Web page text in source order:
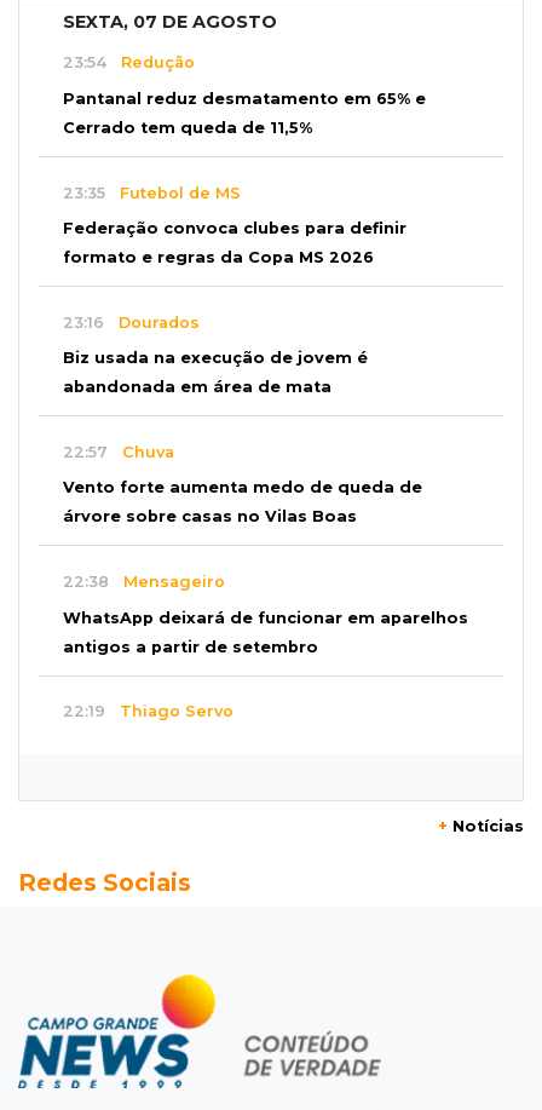
SEXTA, 07 DE AGOSTO
23:54 Redução
Pantanal reduz desmatamento em 65% e
Cerrado tem queda de 11,5%
23:35 Futebol de MS
Federação convoca clubes para definir
formato e regras da Copa MS 2026
23:16 Dourados
Biz usada na execução de jovem é
abandonada em área de mata
22:57 Chuva
Vento forte aumenta medo de queda de
árvore sobre casas no Vilas Boas
22:38 Mensageiro
WhatsApp deixará de funcionar em aparelhos
antigos a partir de setembro
22:19 Thiago Servo
Semana vai começar com 909 novas
Flagrante
Motorista atinge carro parado, perde
retrovisor e foge no Jardim Antártica
+ Notícias
Redes Sociais